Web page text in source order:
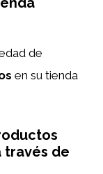
de
en su tienda
través de